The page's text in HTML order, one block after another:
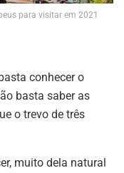
para visitar em 2021
conhecer o
basta saber as
o trevo de três
muito dela natural